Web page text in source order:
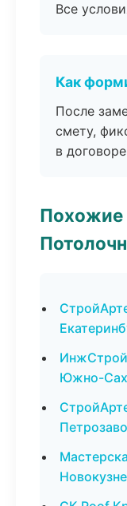
Все
Как
После
смету,
в
Похожие
Южно-